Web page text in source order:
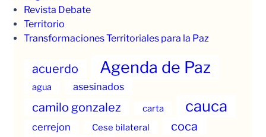
Revista Debate
Territorio
Transformaciones Territoriales para la Paz
acuerdo Agenda de Paz
agua asesinados
camilo gonzalez carta cauca
cerrejon Cese bilateral coca